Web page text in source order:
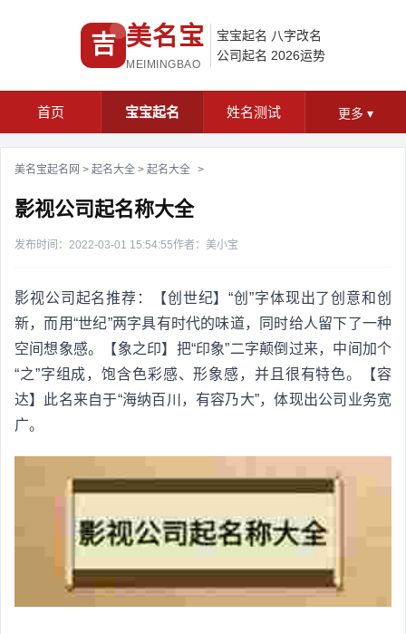
吉 美名宝
MEIMINGBAO
宝宝起名 八字改名
公司起名 2026运势
首页 宝宝起名 姓名测试 更多 ▾
美名宝起名网 > 起名大全 > 起名大全 >
影视公司起名称大全
发布时间：2022-03-01 15:54:55作者：美小宝
影视公司起名推荐：【创世纪】“创”字体现出了创意和创
新，而用“世纪”两字具有时代的味道，同时给人留下了一种
空间想象感。【象之印】把“印象”二字颠倒过来，中间加个
“之”字组成，饱含色彩感、形象感，并且很有特色。【容
达】此名来自于“海纳百川，有容乃大”，体现出公司业务宽
广。